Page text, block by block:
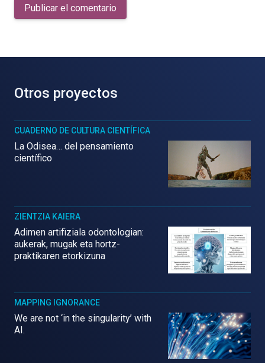
Publicar el comentario
Otros proyectos
CUADERNO DE CULTURA CIENTÍFICA
La Odisea… del pensamiento
científico
ZIENTZIA KAIERA
Adimen artifiziala odontologian:
aukerak, mugak eta hortz-
praktikaren etorkizuna
MAPPING IGNORANCE
We are not ‘in the singularity’ with
AI.